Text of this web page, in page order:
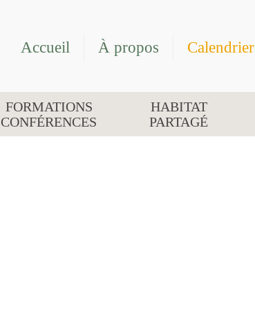
Accueil À propos Calendrier
FORMATIONS
CONFÉRENCES
HABITAT
PARTAGÉ